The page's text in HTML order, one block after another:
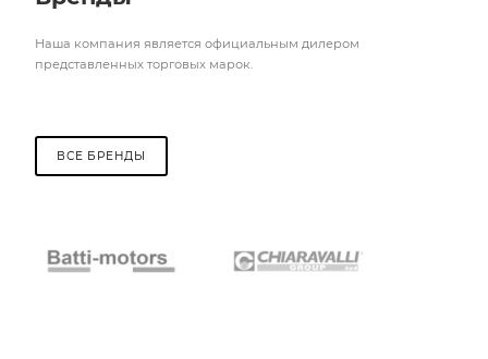
Наша компания является официальным дилером
представленных торговых марок.
ВСЕ БРЕНДЫ